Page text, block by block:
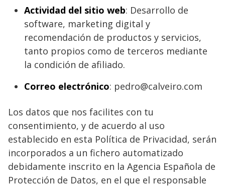
Actividad del sitio web: Desarrollo de
software, marketing digital y
recomendación de productos y servicios,
tanto propios como de terceros mediante
la condición de afiliado.
Correo electrónico: pedro@calveiro.com
Los datos que nos facilites con tu
consentimiento, y de acuerdo al uso
establecido en esta Política de Privacidad, serán
incorporados a un fichero automatizado
debidamente inscrito en la Agencia Española de
Protección de Datos, en el que el responsable